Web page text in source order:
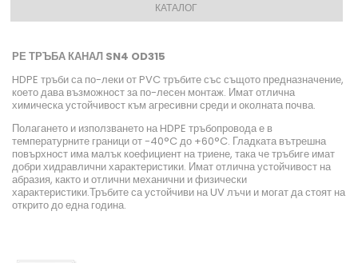
КАТАЛОГ
РЕ ТРЪБА КАНАЛ SN4 OD315
HDPE тръби са по-леки от PVC тръбите със същото предназначение,
което дава възможност за по-лесен монтаж. Имат отлична
химическа устойчивост към агресивни среди и околната почва.
Полагането и използването на HDPE тръбопровода е в
температурните граници от -40°C до +60°C. Гладката вътрешна
повърхност има малък коефициент на триене, така че тръбиге имат
добри хидравлични характеристики. Имат отлична устойчивост на
абразия, както и отлични механични и физически
характеристики.Тръбите са устойчиви на UV лъчи и могат да стоят на
открито до една година.